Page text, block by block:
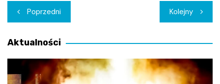
Nawigacja
wpisu
Poprzedni Kolejny
Aktualności